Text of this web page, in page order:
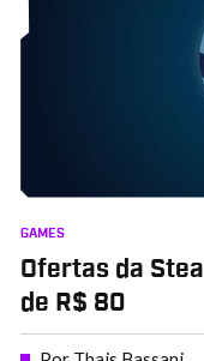
GAMES
Ofertas da
de R$ 80